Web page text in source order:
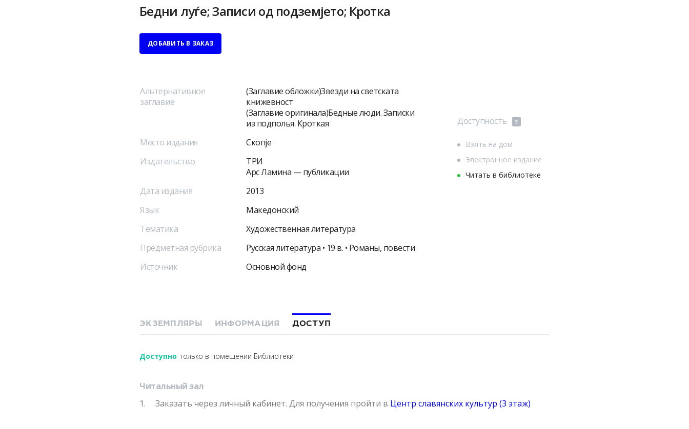
Бедни луѓе; Записи од подземјето; Кротка
ДОБАВИТЬ В ЗАКАЗ
Альтернативное
заглавие
(Заглавие обложки)Звезди на светската
книжевност
(Заглавие оригинала)Бедные люди. Записки
из подполья. Кроткая
Место издания
Скопjе
Издательство
ТРИ
Арс Ламина — публикации
Дата издания
2013
Язык
Македонский
Тематика
Художественная литература
Предметная рубрика
Русская литература • 19 в. • Романы, повести
Источник
Основной фонд
Доступность ?
Взять на дом
Электронное издание
Читать в библиотеке
ЭКЗЕМПЛЯРЫ ИНФОРМАЦИЯ ДОСТУП
Доступно только в помещении Библиотеки
Читальный зал
Заказать через личный кабинет. Для получения пройти в Центр славянских культур (3 этаж)